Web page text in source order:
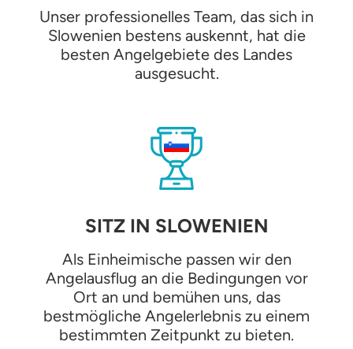
Unser professionelles Team, das sich in
Slowenien bestens auskennt, hat die
besten Angelgebiete des Landes
ausgesucht.
SITZ IN SLOWENIEN
Als Einheimische passen wir den
Angelausflug an die Bedingungen vor
Ort an und bemühen uns, das
bestmögliche Angelerlebnis zu einem
bestimmten Zeitpunkt zu bieten.